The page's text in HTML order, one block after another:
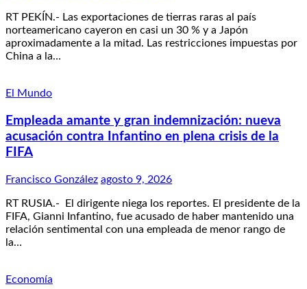
RT PEKÍN.- Las exportaciones de tierras raras al país
norteamericano cayeron en casi un 30 % y a Japón
aproximadamente a la mitad. Las restricciones impuestas por
China a la…
El Mundo
Empleada amante y gran indemnización: nueva
acusación contra Infantino en plena crisis de la
FIFA
Francisco González agosto 9, 2026
RT RUSIA.- El dirigente niega los reportes. El presidente de la
FIFA, Gianni Infantino, fue acusado de haber mantenido una
relación sentimental con una empleada de menor rango de
la…
Economía